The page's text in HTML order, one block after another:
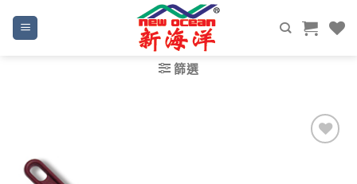
content
篩選